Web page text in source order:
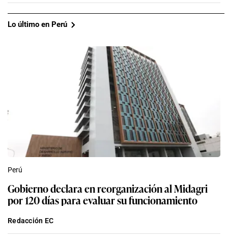
Lo último en Perú
Perú
Gobierno declara en reorganización al Midagri
por 120 días para evaluar su funcionamiento
Redacción EC